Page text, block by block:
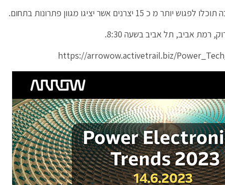
אשר יציגו מגוון פתרונות בתחום.
https://arrowow.activetrail.biz/